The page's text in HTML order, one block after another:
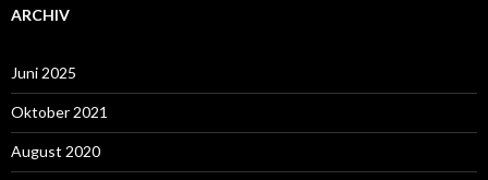
ARCHIV
Juni 2025
Oktober 2021
August 2020